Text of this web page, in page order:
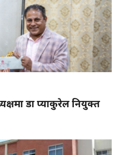
डा प्याकुरेल नियुक्त